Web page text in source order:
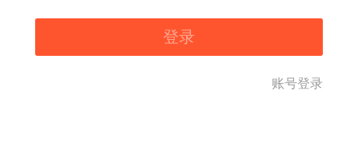
登录
账号登录